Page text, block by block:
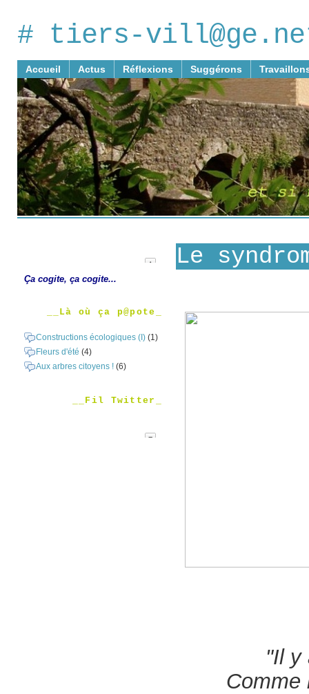
# tiers-
Accueil Actus Réflexions Suggérons
Ça cogite, ça cogite...
__Là où ça p@pote_
Constructions écologiques (I) (1)
Fleurs d'été (4)
Aux arbres citoyens ! (6)
__Fil Twitter_
Le
"Il y
Comme